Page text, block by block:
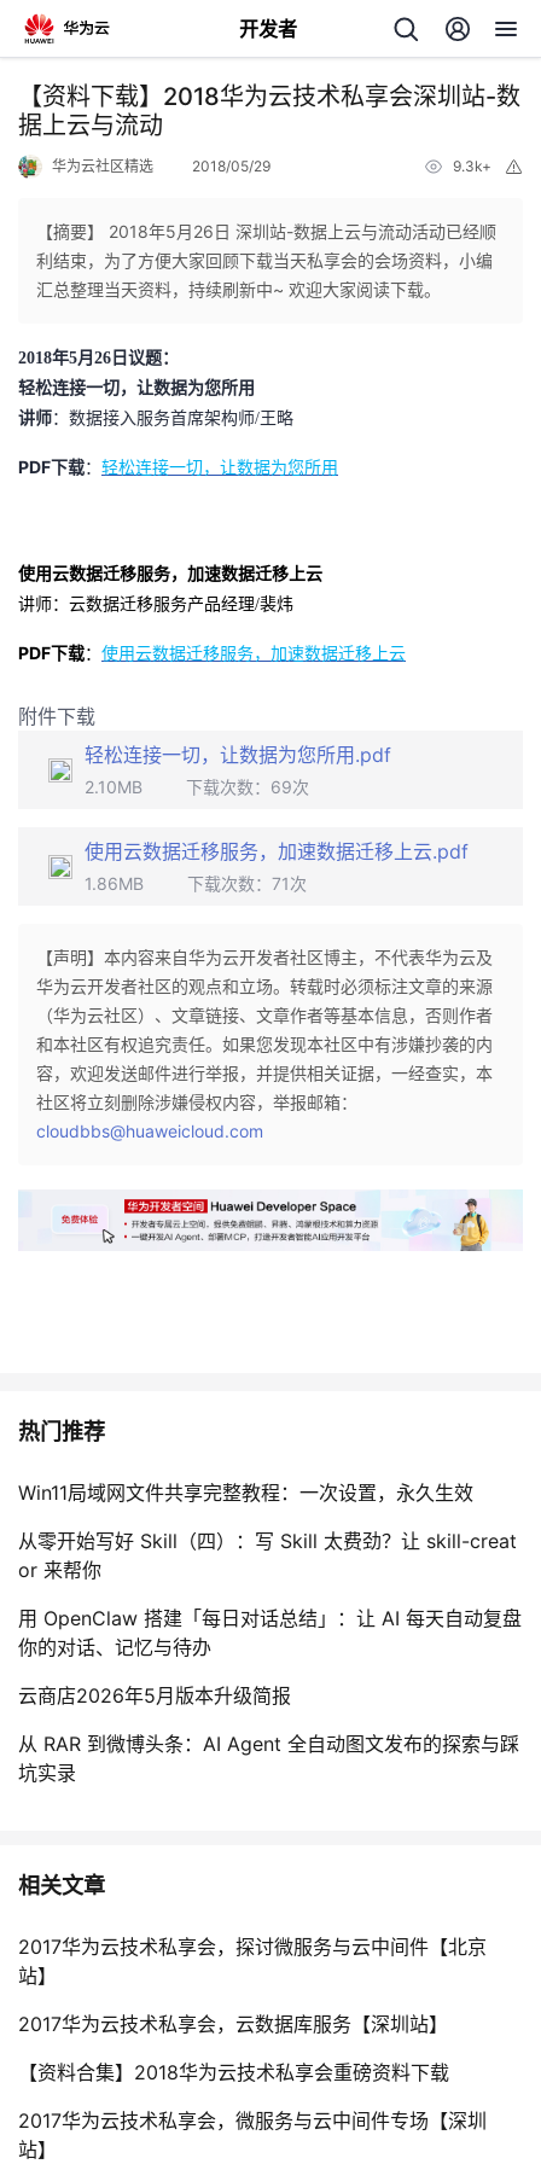
开发者
返
回
个
人
主
页
我
的
开
者
我
博
的
坛
我
圈
的
播
我
活
动
的
关
注
我
的
发
者
学
的
程
我
认
证
的
实
验
我
的
收
我
Programs
的
我
技
支
持
的
声
建
议
【资料下载】2018华为云技术私享会深圳站-数
据上云与流动
华为云社区精选 2018/05/29 9.3k+
【摘要】 2018年5月26日 深圳站-数据上云与流动活动已经顺
利结束，为了方便大家回顾下载当天私享会的会场资料，小编
汇总整理当天资料，持续刷新中~ 欢迎大家阅读下载。
2018年5月26日议题：
轻松连接一切，让数据为您所用
讲师：数据接入服务首席架构师/王略
PDF下载： 轻松连接一切，让数据为您所用
使用云数据迁移服务，加速数据迁移上云
讲师：云数据迁移服务产品经理/裴炜
PDF下载： 使用云数据迁移服务，加速数据迁移上云
附件下载
轻松连接一切，让数据为您所用.pdf
2.10MB 下载次数： 69次
使用云数据迁移服务，加速数据迁移上云.pdf
1.86MB 下载次数： 71次
【声明】本内容来自华为云开发者社区博主，不代表华为云及
华为云开发者社区的观点和立场。转载时必须标注文章的来源
（华为云社区）、文章链接、文章作者等基本信息，否则作者
和本社区有权追究责任。如果您发现本社区中有涉嫌抄袭的内
容，欢迎发送邮件进行举报，并提供相关证据，一经查实，本
社区将立刻删除涉嫌侵权内容，举报邮箱：
cloudbbs@huaweicloud.com
热门推荐
Win11局域网文件共享完整教程：一次设置，永久生效
从零开始写好 Skill（四）：写 Skill 太费劲？让 skill-creat
or 来帮你
用 OpenClaw 搭建「每日对话总结」：让 AI 每天自动复盘
你的对话、记忆与待办
云商店2026年5月版本升级简报
从 RAR 到微博头条：AI Agent 全自动图文发布的探索与踩
坑实录
相关文章
2017华为云技术私享会，探讨微服务与云中间件【北京
站】
2017华为云技术私享会，云数据库服务【深圳站】
【资料合集】2018华为云技术私享会重磅资料下载
2017华为云技术私享会，微服务与云中间件专场【深圳
站】